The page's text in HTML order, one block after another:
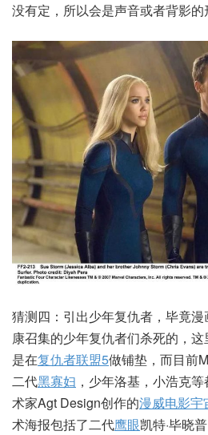
没有定，所以会是声音或者背影的
猜测四：引出少年复仇者，毕竟
康召集的少年复仇者们杀死的，
是在复仇者联盟5做铺垫，而目前
二代黑寡妇 ，少年洛基，小浩克
术家Agt Design创作的漫威电影宇
术海报包括了二代鹰眼凯特·毕晓